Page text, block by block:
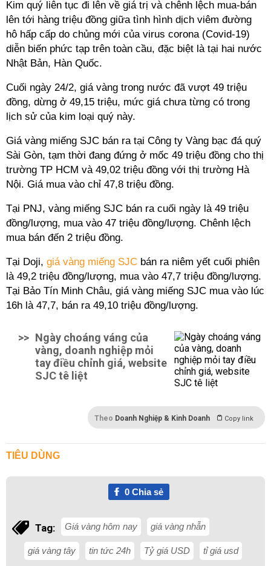
Kim quý liên tục đi lên về giá trị và chênh lệch mua-bán
lên tới hàng triệu đồng giữa tình hình dịch viêm đường
hô hấp cấp do chủng mới của virus corona (Covid-19)
diễn biến phức tạp trên toàn cầu, đặc biệt là tại hai nước
Nhật Bản, Hàn Quốc.
Cuối ngày 24/2, giá vàng trong nước đã vượt 49 triệu
đồng, dừng ở 49,15 triệu, mức giá chưa từng có trong
lịch sử của kim loại quý này.
Giá vàng miếng SJC bán ra tại Công ty Vàng bạc đá quý
Sài Gòn, tạm thời đang đứng ở mốc 49 triệu đồng cho thị
trường TP HCM và 49,02 triệu đồng với thị trường Hà
Nội. Giá mua vào chỉ 47,8 triệu đồng.
Tại PNJ, vàng miếng SJC bán ra cuối ngày là 49 triệu
đồng/lượng, mua vào 47 triệu đồng/lượng. Chênh lệch
mua bán đến 2 triệu đồng.
Tại Doji, giá vàng miếng SJC bán ra niêm yết cuối phiên
là 49,2 triệu đồng/lượng, mua vào 47,7 triệu đồng/lượng.
Tại Bảo Tín Minh Châu, giá vàng miếng SJC mua vào lúc
16h là 47,7, bán ra 49,10 triệu đồng/lượng.
>> Ngày choáng váng của
vàng, doanh nghiệp mỏi
tay điều chỉnh giá, website
SJC tê liệt
Theo Doanh Nghiệp & Kinh Doanh Copy link
TIÊU DÙNG
0Chia sẻ
Tag: Giá vàng hôm nay giá vàng nhẫn
giá vàng tây tin tức 24h Tỷ giá USD tỉ giá usd